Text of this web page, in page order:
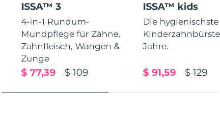
ISSA™ 3
4-in-1 Rundum-
Mundpflege für Zähne,
Zahnfleisch, Wangen &
Zunge
$ 109
$ 77,39
ISSA™ kids
Die hygienischste
Jahre.
$ 129
$ 91,59